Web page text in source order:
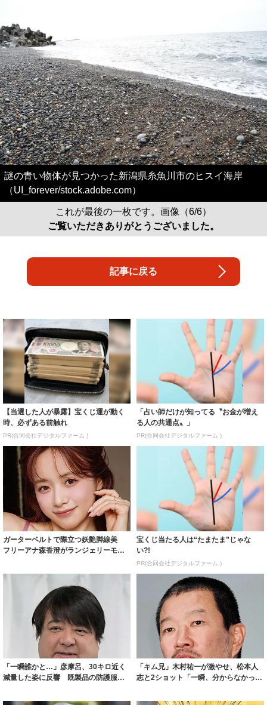
謎の青い物体が見つかった新潟県糸魚川市のヒスイ海岸
（UI_forever/stock.adobe.com）
これが最後の一枚です。画像（6/6）
ご覧いただきありがとうございました。
記事に戻る
【当選した人が暴露】宝くじ運が動く
時、必ずある前触れ
PR(合同会社デジタルファーム )
「占い師だけが知ってる〝お金が増え
る人の共通点〟」
PR(合同会社デジタルファーム )
ガーターベルトで際立つ妖艶脚線美
フリーアナ森香澄がランジェリーモデ
宝くじ当たる人は“たまたま”じゃな
い?!
PR(合同会社デジタルファーム )
「一瞬誰かと…」彦摩呂、30キロ近く
減量した姿に反響 既製品の防護服が
「キム兄」木村祐一が激やせ、松本人
志と2ショット「一瞬、分からなかった